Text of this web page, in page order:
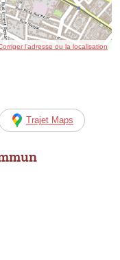
l’adresse ou la localisation
Trajet Maps